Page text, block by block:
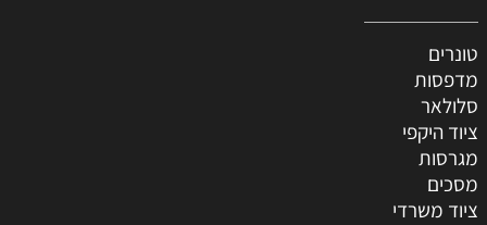
טונרים
מדפסות
סלולאר
ציוד היקפי
מגרסות
מסכים
ציוד משרדי